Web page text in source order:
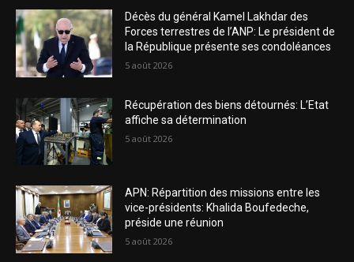
Décès du général Kamel Lakhdar des
Forces terrestres de l’ANP: Le président de
la République présente ses condoléances
5 août 2026
Récupération des biens détournés: L’Etat
affiche sa détermination
5 août 2026
APN: Répartition des missions entre les
vice-présidents: Khalida Boufedeche,
préside une réunion
5 août 2026